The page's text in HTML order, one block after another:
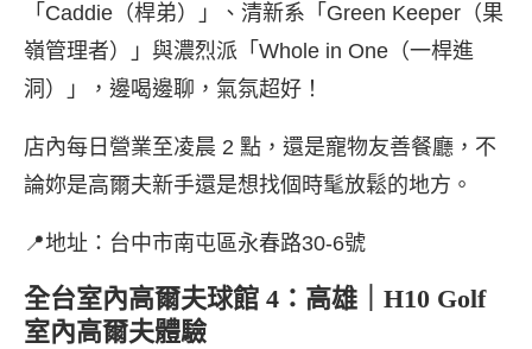
「Caddie（桿弟）」、清新系「Green Keeper（果
嶺管理者）」與濃烈派「Whole in One（一桿進
洞）」，邊喝邊聊，氣氛超好！
店內每日營業至凌晨 2 點，還是寵物友善餐廳，不
論妳是高爾夫新手還是想找個時髦放鬆的地方。
📍地址：台中市南屯區永春路30-6號
全台室內高爾夫球館 4：高雄｜H10 Golf
室內高爾夫體驗